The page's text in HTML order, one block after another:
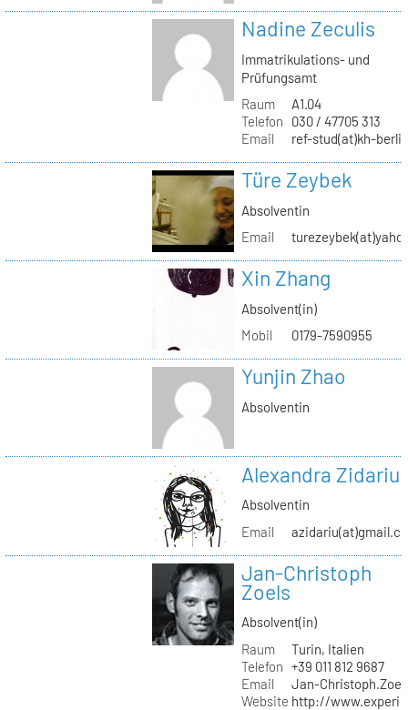
Nadine Zeculis
Immatrikulations- und
Prüfungsamt
Raum
A1.04
Telefon
030 / 47705 313
Email
ref-stud(at)kh-
Türe Zeybek
Absolventin
Email
Xin Zhang
Absolvent(in)
Mobil
0179-7590955
Yunjin Zhao
Absolventin
Alexandra Zidariu
Absolventin
Email
Jan-Christoph
Zoels
Absolvent(in)
Raum
Turin, Italien
Telefon +39 011 812 9687
Email
Jan-
Website http://